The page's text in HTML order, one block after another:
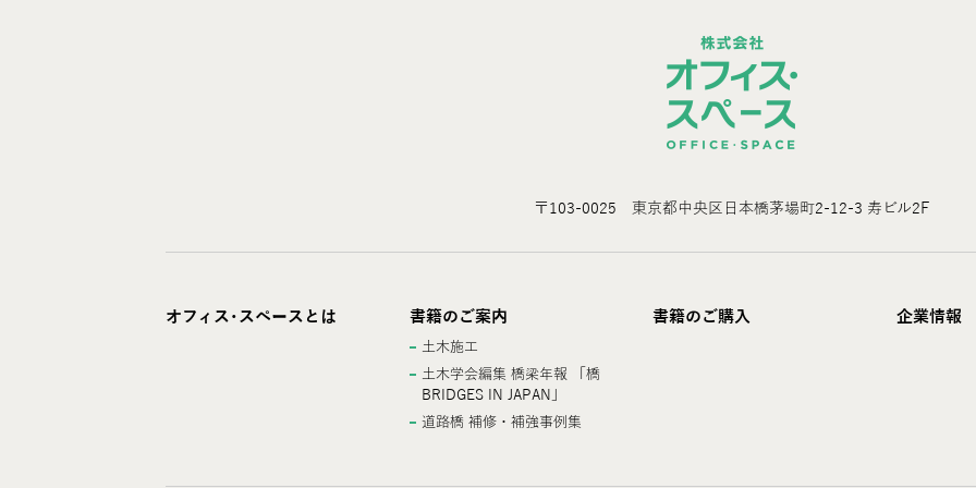
〒103-0025 東京都中央区日本橋茅場町2-12-3 寿ビル2F
オフィス･スペースとは 書籍のご案内
土木施工
土木学会編集 橋梁年報 「橋
BRIDGES IN JAPAN」
道路橋 補修・補強事例集
書籍のご購入 企業情報